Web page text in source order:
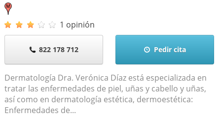
1 opinión
822 178 712 Pedir cita
Dermatología Dra. Verónica Díaz está especializada en
tratar las enfermedades de piel, uñas y cabello y uñas,
así como en dermatología estética, dermoestética:
Enfermedades de...